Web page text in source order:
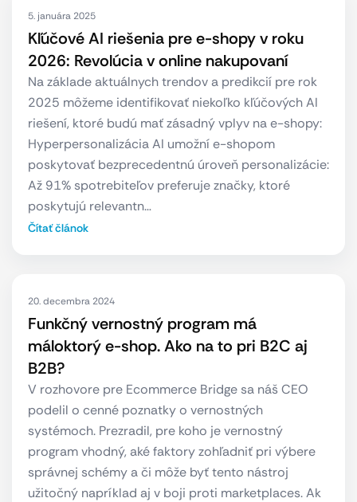
5. januára 2025
Kľúčové AI riešenia pre e-shopy v roku
2026: Revolúcia v online nakupovaní
Na základe aktuálnych trendov a predikcií pre rok
2025 môžeme identifikovať niekoľko kľúčových AI
riešení, ktoré budú mať zásadný vplyv na e-shopy:
Hyperpersonalizácia AI umožní e-shopom
poskytovať bezprecedentnú úroveň personalizácie:
Až 91% spotrebiteľov preferuje značky, ktoré
poskytujú relevantn…
Čítať článok
20. decembra 2024
Funkčný vernostný program má
máloktorý e-shop. Ako na to pri B2C aj
B2B?
V rozhovore pre Ecommerce Bridge sa náš CEO
podelil o cenné poznatky o vernostných
systémoch. Prezradil, pre koho je vernostný
program vhodný, aké faktory zohľadniť pri výbere
správnej schémy a či môže byť tento nástroj
užitočný napríklad aj v boji proti marketplaces. Ak